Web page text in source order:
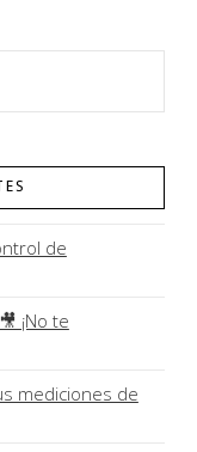
de
¡No te
mediciones de